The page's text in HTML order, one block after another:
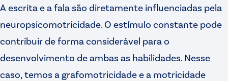
A escrita e a fala são diretamente influenciadas pela
neuropsicomotricidade. O estímulo constante pode
contribuir de forma considerável para o
desenvolvimento de ambas as habilidades. Nesse
caso, temos a grafomotricidade e a motricidade